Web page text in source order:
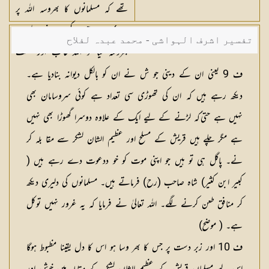
تھے کہ مسلمانوں کا بھروسہ اللہ پر
ہے) اور جس کسی نے اللہ پر
بھروسہ کیا تو اللہ غالب اور حکمت
والا ہے۔
تفسیر اشرف الہواشی - محمد عبدہ لفلاح
ف 9 یعنی ان کے دینی جو ش نے ان کو بالکل دیوانہ بنادیا ہے۔
دیکھ رہے ہیں کہ ان کی تھوڑی سی تعداد ہے کوئی سروسامان بھی
نہیں ہے حتی ٰکہ لڑنے کے لیے ایک کے علاوہ دوسرا گھوڑا بھی نہیں
ہے مگر چلے هیں قریش کے مسلح اور عظیم الشان لشکر سے مقا بلہ کر
نے۔ پاگل ہی تو ہیں جو اپنی موت كو خو ددعوت دے رہے ہیں (
کبیر ابن کثیر) شاه صاحب (رح) فرماتے ہیں۔ مسلمانوں کی دلیری دیکھ
کر منافق طعن کرنے لگے۔ اللہ تعالیٰ نے فرمایا کہ یہ غرور نہیں توکل
ہے۔ ( موضح)
ف 10 اور زبر دست پر جس کا بھر وسا ہو اس کا دل یقینا مظبوط ہوگا